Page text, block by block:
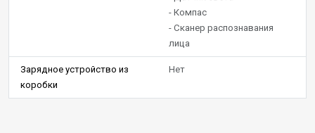
- Компас
- Сканер распознавания
лица
Зарядное устройство из
коробки
Нет